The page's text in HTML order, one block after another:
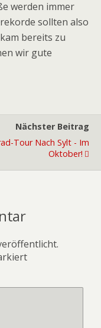
werden immer
sollten also
bereits zu
wir gute
Nächster Beitrag
Tour Nach Sylt - Im
Oktober!